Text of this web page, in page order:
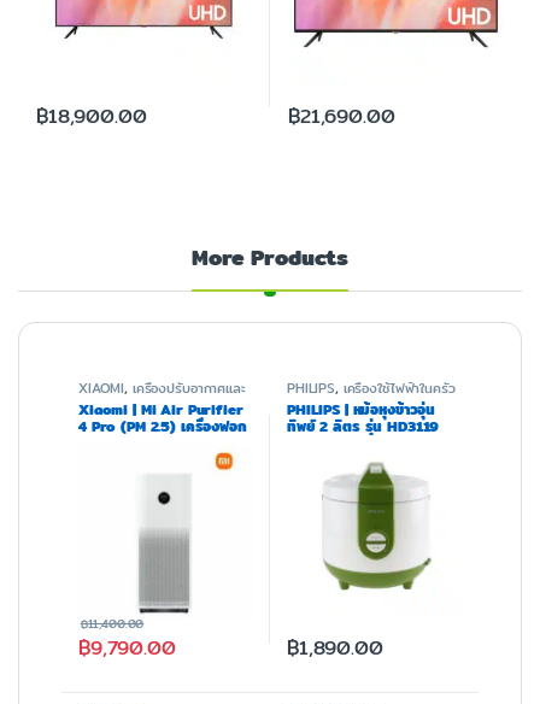
More Products
XIAOMI, เครื่องปรับอากาศและ
ฟอกอากาศ
Xiaomi | Mi Air Purifier
4 Pro (PM 2.5) เครื่องฟอก
฿9,790.00
฿11,400.00
PHILIPS, เครื่องใช้ไฟฟ้าในครัว
PHILIPS | หม้อหุงข้าวอุ่น
ทิพย์ 2 ลิตร รุ่น HD3119
฿1,890.00
฿18,900.00 ฿21,690.00